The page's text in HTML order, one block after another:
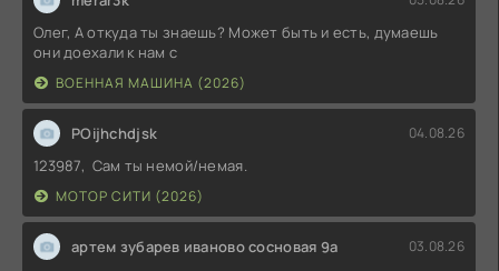
Олег, А откуда ты знаешь? Может быть и есть, думаешь
они доехали к нам с
ВОЕННАЯ МАШИНА (2026)
POijhchdjsk 04.08.26
123987, Сам ты немой/немая.
МОТОР СИТИ (2026)
артем зубарев иваново сосновая 9а 03.08.26